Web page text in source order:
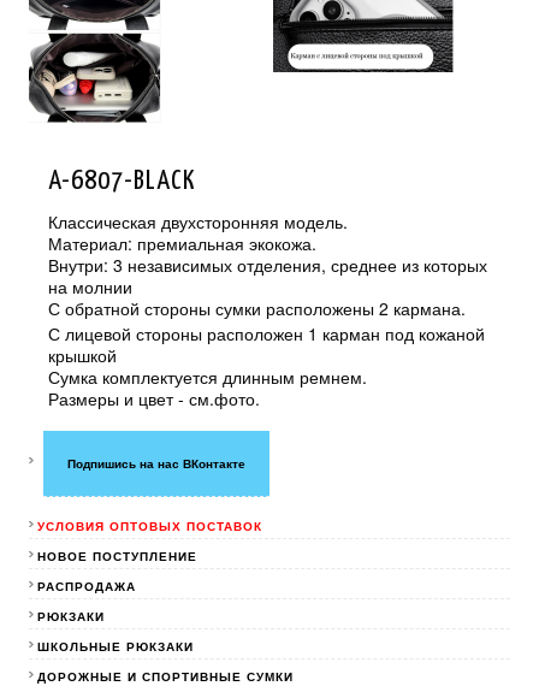
A-6807-BLACK
Классическая двухсторонняя модель.
Материал: премиальная экокожа.
Внутри: 3 независимых отделения, среднее из которых
на молнии
С обратной стороны сумки расположены 2 кармана.
С лицевой стороны расположен 1 карман под кожаной
крышкой
Сумка комплектуется длинным ремнем.
Размеры и цвет - см.фото.
Подпишись на нас ВКонтакте
УСЛОВИЯ ОПТОВЫХ ПОСТАВОК
НОВОЕ ПОСТУПЛЕНИЕ
РАСПРОДАЖА
РЮКЗАКИ
ШКОЛЬНЫЕ РЮКЗАКИ
ДОРОЖНЫЕ И СПОРТИВНЫЕ СУМКИ